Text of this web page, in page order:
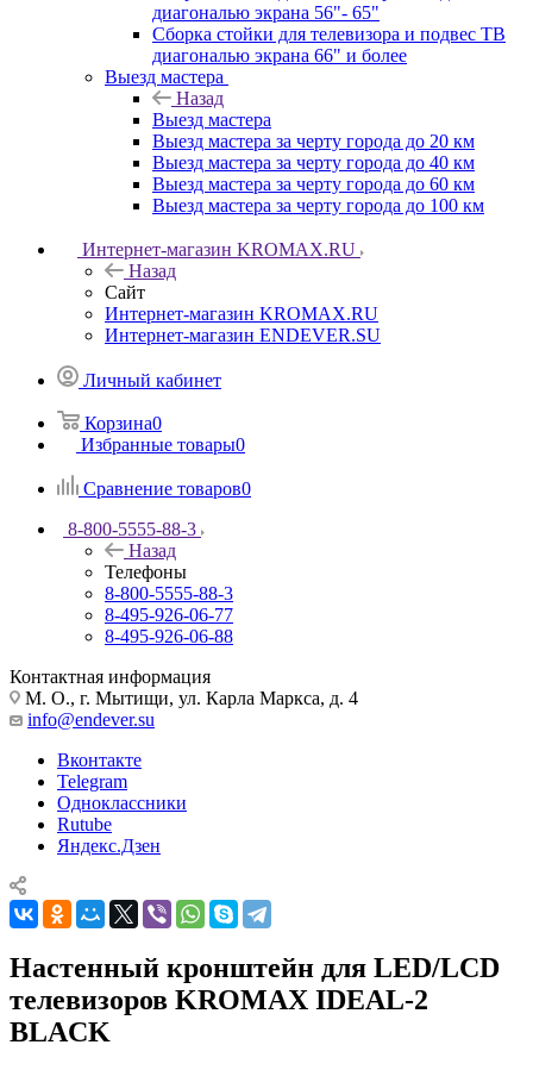
диагональю экрана 56"- 65"
Сборка стойки для телевизора и подвес ТВ
диагональю экрана 66" и более
Выезд мастера
Назад
Выезд мастера
Выезд мастера за черту города до 20 км
Выезд мастера за черту города до 40 км
Выезд мастера за черту города до 60 км
Выезд мастера за черту города до 100 км
Интернет-магазин KROMAX.RU
Назад
Сайт
Интернет-магазин KROMAX.RU
Интернет-магазин ENDEVER.SU
Личный кабинет
Корзина0
Избранные товары0
Сравнение товаров0
8-800-5555-88-3
Назад
Телефоны
8-800-5555-88-3
8-495-926-06-77
8-495-926-06-88
Контактная информация
М. О., г. Мытищи, ул. Карла Маркса, д. 4
info@endever.su
Вконтакте
Telegram
Одноклассники
Rutube
Яндекс.Дзен
Настенный кронштейн для LED/LCD
телевизоров KROMAX IDEAL-2
BLACK